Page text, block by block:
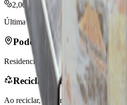
2,000
Última atualização
Nov 01, 2025
Pode ser encontrado em
Residencial
Reciclado em
Ao reciclar, você receberá -50 menos